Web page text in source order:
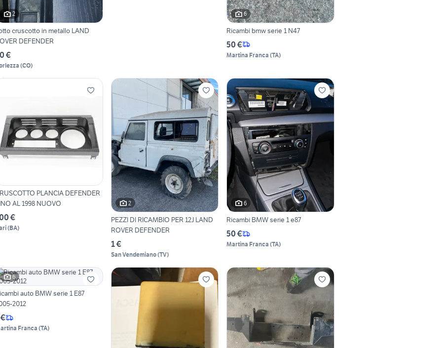
2
cruscotto in metallo LAND
DEFENDER
€
(CO)
6
Ricambi bmw serie 1 N47
50 €
Martina Franca (TA)
PLANCIA DEFENDER
AL 1998 NUOVO
€
(BA)
2
PEZZI DI RICAMBIO PER 12J LAND
ROVER DEFENDER
1 €
San Vendemiano(TV)
6
Ricambi BMW serie 1 e87
50 €
Martina Franca (TA)
6
auto BMW serie 1 E87
2012
Franca(TA)